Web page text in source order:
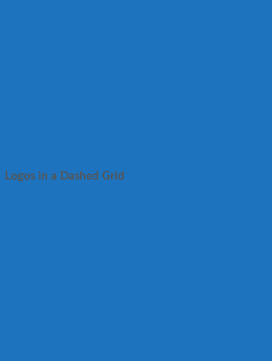
Logos in a Dashed Grid